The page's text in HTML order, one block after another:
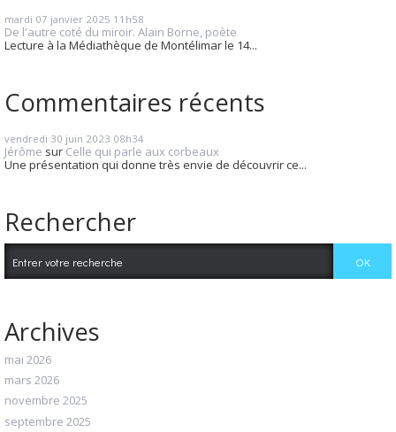
mardi 07 janvier 2025 11h58
De l'autre coté du miroir. Alain Borne, poète
Lecture à la Médiathèque de Montélimar le 14...
Commentaires récents
vendredi 30 juin 2023 08h34
Jérôme sur Celle qui parle aux corbeaux
Une présentation qui donne très envie de découvrir ce...
Rechercher
Archives
mai 2026
mars 2026
novembre 2025
septembre 2025